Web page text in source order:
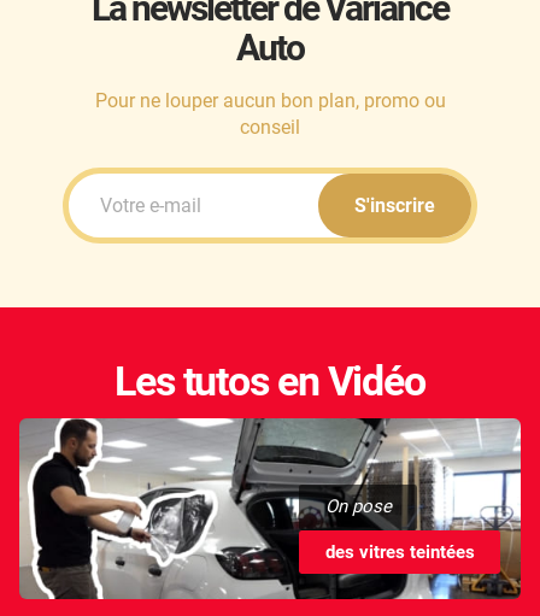
Ineos
Infiniti
Jaguar
Jeep
Jetour
Kandi
Karma
Auto
Pour ne louper aucun bon plan, promo ou
conseil
S'inscrire
Les tutos en Vidéo
On pose
des vitres teintées